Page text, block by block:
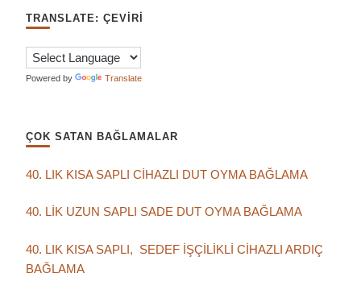
TRANSLATE: ÇEVIRI
Powered by Translate
ÇOK SATAN BAĞLAMALAR
40. LIK KISA SAPLI CİHAZLI DUT OYMA BAĞLAMA
40. LİK UZUN SAPLI SADE DUT OYMA BAĞLAMA
40. LIK KISA SAPLI, SEDEF İŞÇİLİKLİ CİHAZLI ARDIÇ
BAĞLAMA